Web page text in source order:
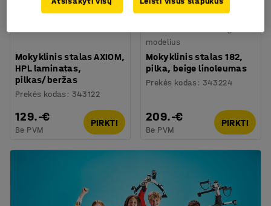
Mokyklinis stalas AXIOM,
HPL laminatas,
pilkas/beržas
Prekės kodas : 343122
129.-€
Be PVM
PIRKTI
modelius
Mokyklinis stalas 182,
pilka, beige linoleumas
Prekės kodas : 343224
209.-€
Be PVM
PIRKTI